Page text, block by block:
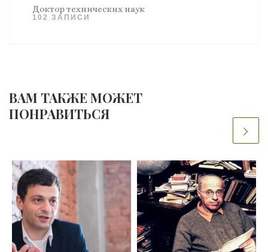
Доктор технических наук
102 ЗАПИСИ
ВАМ ТАКЖЕ МОЖЕТ
ПОНРАВИТЬСЯ